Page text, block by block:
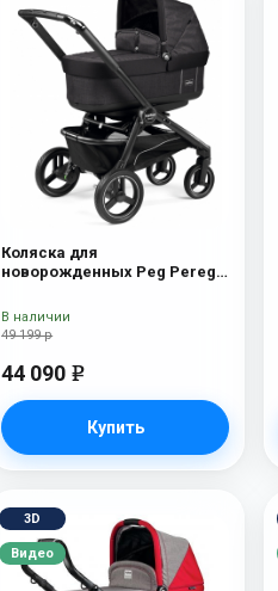
Коляска для
новорожденных Peg Perego
49 199 р
44 090 e
Купить
В наличии
3D
Видео